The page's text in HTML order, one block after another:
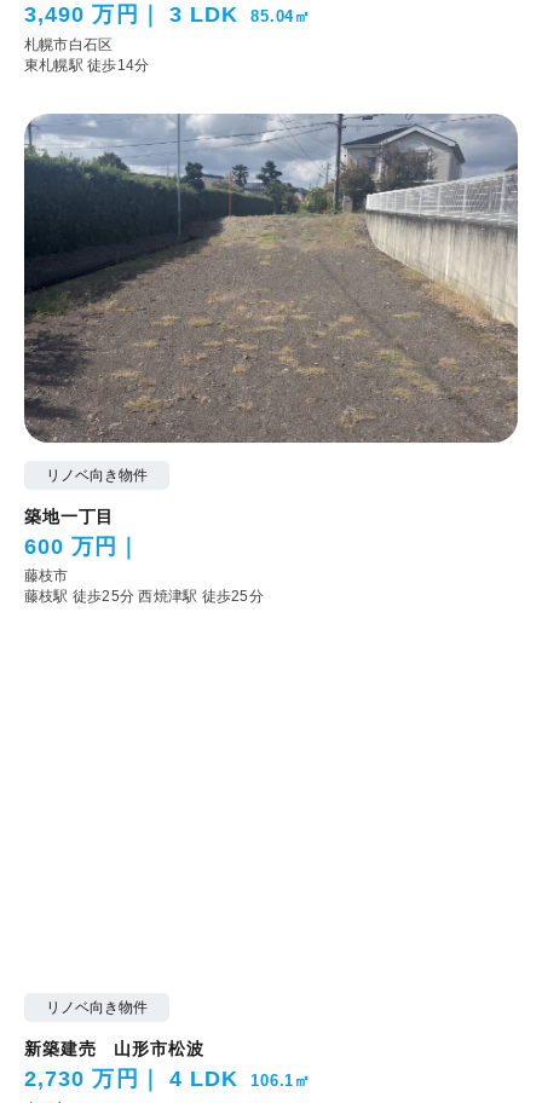
3,490 万円 3 LDK 85.04㎡
札幌市白石区
東札幌駅 徒歩14分
リノベ向き物件
築地一丁目
600 万円
藤枝市
藤枝駅 徒歩25分西焼津駅 徒歩25分
リノベ向き物件
新築建売 山形市松波
2,730 万円 4 LDK 106.1㎡